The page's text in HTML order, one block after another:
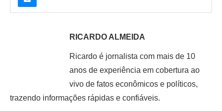
RICARDO ALMEIDA
Ricardo é jornalista com mais de 10
anos de experiência em cobertura ao
vivo de fatos econômicos e políticos,
trazendo informações rápidas e confiáveis.